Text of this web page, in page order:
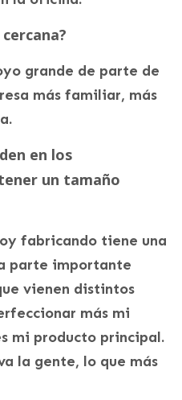
grande de parte de
más familiar, más
en los
un tamaño
fabricando tiene una
parte importante
vienen distintos
más mi
mi producto principal.
la gente, lo que más